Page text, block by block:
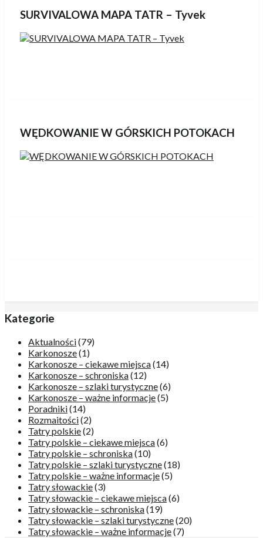
SURVIVALOWA MAPA TATR – Tyvek
WĘDKOWANIE W GÓRSKICH POTOKACH
Kategorie
Aktualności(79)
Karkonosze(1)
Karkonosze – ciekawe miejsca(14)
Karkonosze – schroniska(12)
Karkonosze – szlaki turystyczne(6)
Karkonosze – ważne informacje(5)
Poradniki(14)
Rozmaitości(2)
Tatry polskie(2)
Tatry polskie – ciekawe miejsca(6)
Tatry polskie – schroniska(10)
Tatry polskie – szlaki turystyczne(18)
Tatry polskie – ważne informacje(5)
Tatry słowackie(3)
Tatry słowackie – ciekawe miejsca(6)
Tatry słowackie – schroniska(19)
Tatry słowackie – szlaki turystyczne(20)
Tatry słowackie – ważne informacje(7)